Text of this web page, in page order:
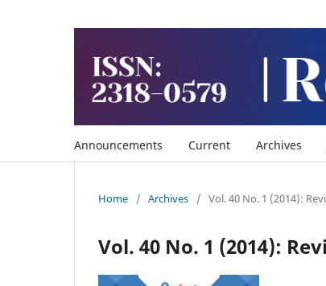
Announcements Current Archives
Home / Archives / Vol. 40 No. 1 (2014):
Vol. 40 No. 1 (2014):